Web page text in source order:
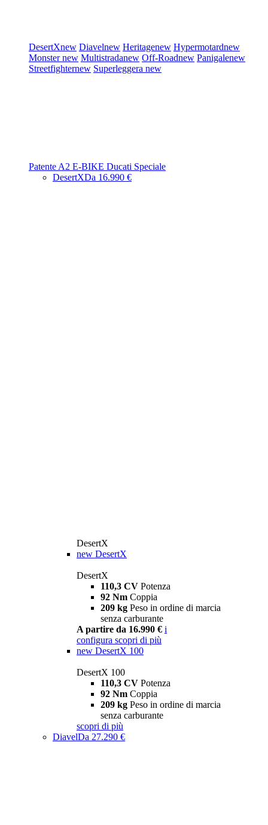
DesertXnew Diavelnew Heritagenew Hypermotardnew
Monsternew Multistradanew Off-Roadnew Panigalenew
Streetfighternew Superleggera new
Patente A2 E-BIKE Ducati Speciale
DesertXDa 16.990 €
DesertX
new DesertX
DesertX
110,3 CV Potenza
92 Nm Coppia
209 kg Peso in ordine di marcia
senza carburante
A partire da 16.990 € i
configura scopri di più
new DesertX 100
DesertX 100
110,3 CV Potenza
92 Nm Coppia
209 kg Peso in ordine di marcia
senza carburante
scopri di più
DiavelDa 27.290 €